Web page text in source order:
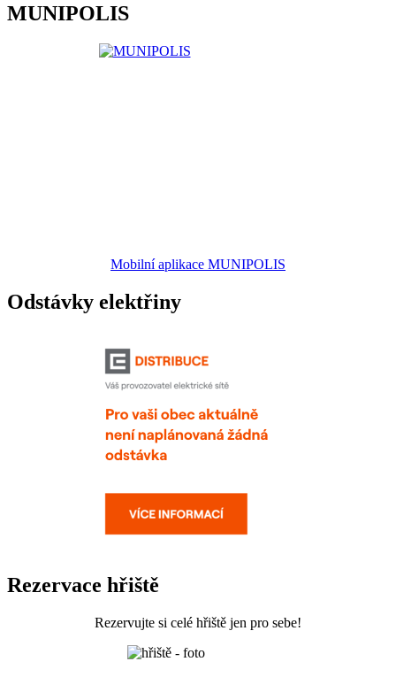
MUNIPOLIS
Mobilní aplikace MUNIPOLIS
Odstávky elektřiny
Rezervace hřiště
Rezervujte si celé hřiště jen pro sebe!